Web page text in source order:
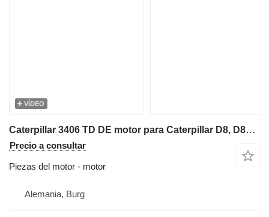
VÍDEO
Caterpillar 3406 TD DE motor para Caterpillar D8, D8R bulldozer
Precio a consultar
Piezas del motor - motor
Alemania, Burg